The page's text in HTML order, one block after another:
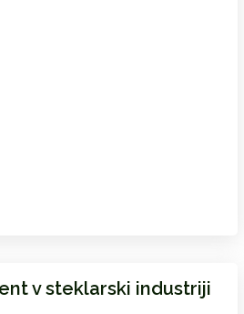
v steklarski industriji